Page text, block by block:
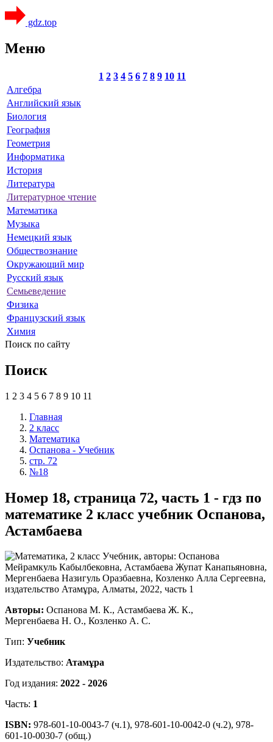
gdz.top
Меню
1 2 3 4 5 6 7 8 9 10 11
Алгебра
Английский язык
Биология
География
Геометрия
Информатика
История
Литература
Литературное чтение
Математика
Музыка
Немецкий язык
Обществознание
Окружающий мир
Русский язык
Семьеведение
Физика
Французский язык
Химия
Поиск по сайту
Поиск
1 2 3 4 5 6 7 8 9 10 11
Главная
2 класс
Математика
Оспанова - Учебник
стр. 72
№18
Номер 18, страница 72, часть 1 - гдз по
математике 2 класс учебник Оспанова,
Астамбаева
Авторы: Оспанова М. К., Астамбаева Ж. К.,
Мергенбаева Н. О., Козленко А. С.
Тип: Учебник
Издательство: Атамұра
Год издания: 2022 - 2026
Часть: 1
ISBN: 978-601-10-0043-7 (ч.1), 978-601-10-0042-0 (ч.2), 978-
601-10-0030-7 (общ.)